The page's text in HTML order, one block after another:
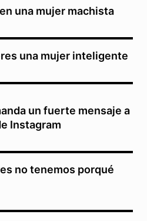
una mujer machista
una mujer inteligente
un fuerte mensaje a
Instagram
no tenemos porqué